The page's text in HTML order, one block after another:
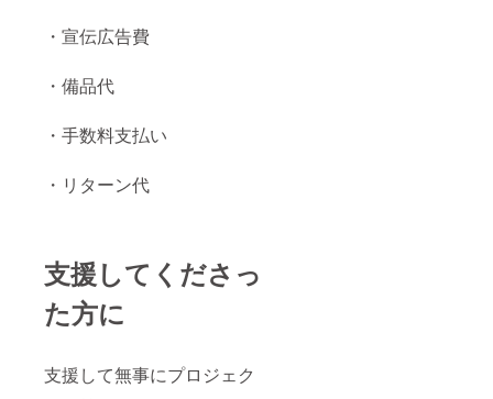
・宣伝広告費
・備品代
・手数料支払い
・リターン代
支援してくださっ
た方に
支援して無事にプロジェク